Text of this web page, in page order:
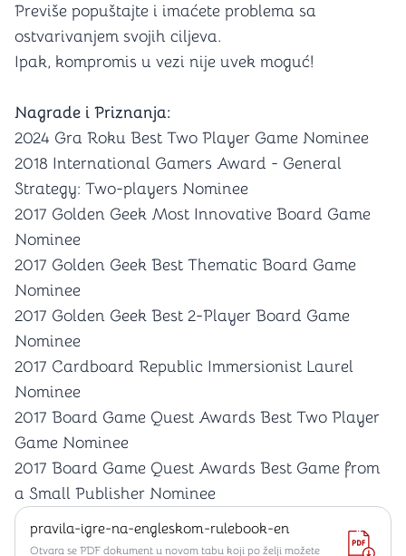
Previše popuštajte i imaćete problema sa
ostvarivanjem svojih ciljeva.
Ipak, kompromis u vezi nije uvek moguć!
Nagrade i Priznanja:
2024 Gra Roku Best Two Player Game Nominee
2018 International Gamers Award - General
Strategy: Two-players Nominee
2017 Golden Geek Most Innovative Board Game
Nominee
2017 Golden Geek Best Thematic Board Game
Nominee
2017 Golden Geek Best 2-Player Board Game
Nominee
2017 Cardboard Republic Immersionist Laurel
Nominee
2017 Board Game Quest Awards Best Two Player
Game Nominee
2017 Board Game Quest Awards Best Game from
a Small Publisher Nominee
pravila-igre-na-engleskom-rulebook-en
Otvara se PDF dokument u novom tabu koji po želji možete